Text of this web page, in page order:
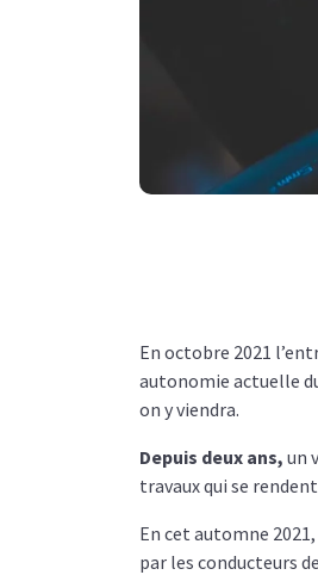
En octobre 2021
autonomie actuelle
on y viendra.
Depuis deux ans, un
travaux qui se
En cet automne
par les conducteurs